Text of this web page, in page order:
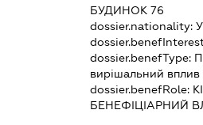
БУДИНОК 76
dossier.nationality:
dossier.benefType:
вирішальний вплив
dossier.benefRole:
БЕНЕФІЦІАРНИЙ